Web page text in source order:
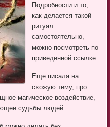
Подробности и то,
как делается такой
ритуал
самостоятельно,
можно посмотреть по
приведенной ссылке.
Еще писала на
схожую тему, про
магическое воздействие,
судьбы людей.